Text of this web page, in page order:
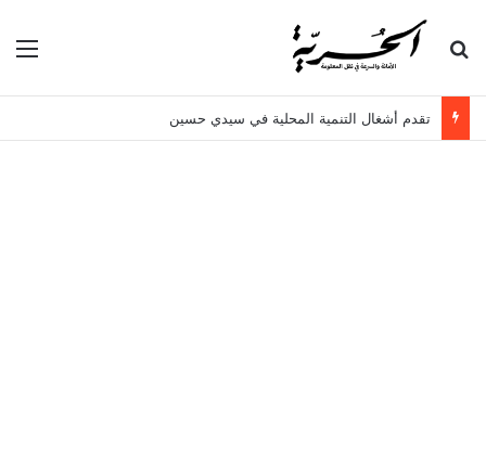
بحث عن
تقدم أشغال التنمية المحلية في سيدي حسين